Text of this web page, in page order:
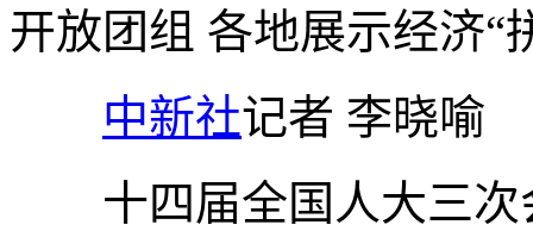
开放团组 各地展示经济“
中新社记者 李晓喻
十四届全国人大三次